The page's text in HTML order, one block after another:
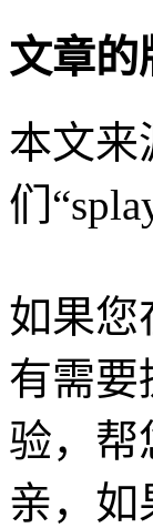
文章的
本文来
们
如果您
有需要
验，帮
亲，如